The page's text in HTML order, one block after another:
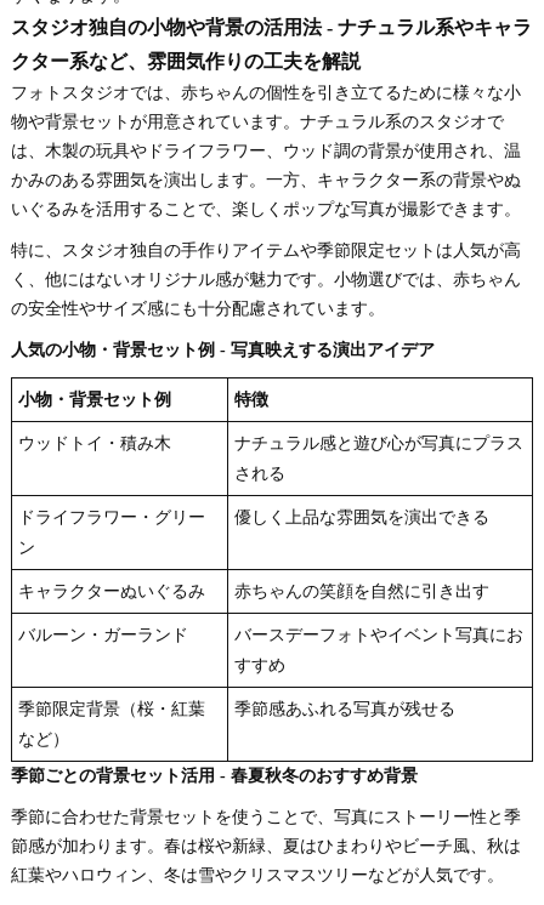
スタジオ独自の小物や背景の活用法 - ナチュラル系やキャラ
クター系など、雰囲気作りの工夫を解説
フォトスタジオでは、赤ちゃんの個性を引き立てるために様々な小
物や背景セットが用意されています。ナチュラル系のスタジオで
は、木製の玩具やドライフラワー、ウッド調の背景が使用され、温
かみのある雰囲気を演出します。一方、キャラクター系の背景やぬ
いぐるみを活用することで、楽しくポップな写真が撮影できます。
特に、スタジオ独自の手作りアイテムや季節限定セットは人気が高
く、他にはないオリジナル感が魅力です。小物選びでは、赤ちゃん
の安全性やサイズ感にも十分配慮されています。
人気の小物・背景セット例 - 写真映えする演出アイデア
小物・背景セット例 特徴
ウッドトイ・積み木
ナチュラル感と遊び心が写真にプラス
される
ドライフラワー・グリー
ン
優しく上品な雰囲気を演出できる
キャラクターぬいぐるみ 赤ちゃんの笑顔を自然に引き出す
バルーン・ガーランド
バースデーフォトやイベント写真にお
すすめ
季節限定背景（桜・紅葉
など）
季節感あふれる写真が残せる
季節ごとの背景セット活用 - 春夏秋冬のおすすめ背景
季節に合わせた背景セットを使うことで、写真にストーリー性と季
節感が加わります。春は桜や新緑、夏はひまわりやビーチ風、秋は
紅葉やハロウィン、冬は雪やクリスマスツリーなどが人気です。